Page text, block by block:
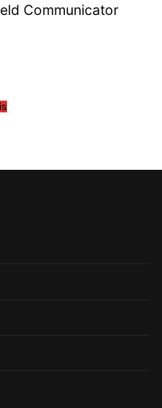
Communicator